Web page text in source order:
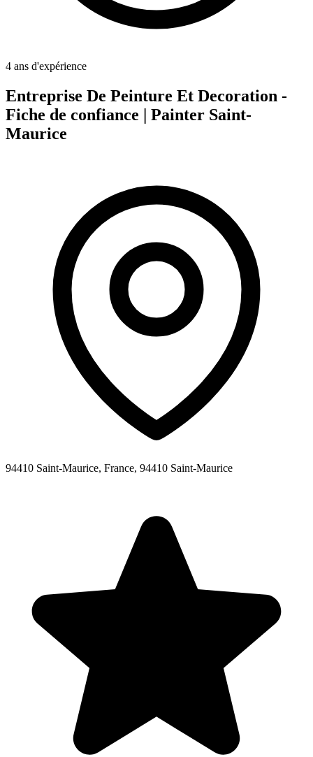
4 ans d'expérience
Entreprise De Peinture Et Decoration -
Fiche de confiance | Painter Saint-
Maurice
94410 Saint-Maurice, France, 94410 Saint-Maurice